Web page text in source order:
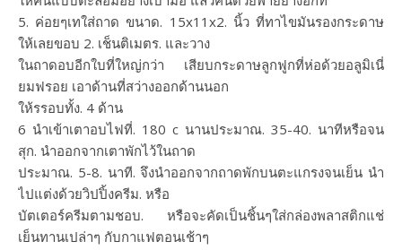
5. ค่อยๆเทใส่ถาด ขนาด. 15x11x2. นิ้ว ที่ทาไขมันรองกระดาษ
ให้เลยขอบ 2. เช็นติเมตร. และวาง
ในถาดอบอีกใบที่ใหญ่กว่า เสียบกระดาษลูกฟูกที่ห่อด้วยอลูมิเนี่
ยมฟรอย เอาด้านที่สว่างออกด้านนอก
ให้รรอบทั้ง. 4 ด้าน
6 นำเข้าเตาอบไฟที่. 180 c นานประมาณ. 35-40. นาทีหรือจน
สุก. นำออกจากเตาพักไว้ในถาด
ประมาณ. 5-8. นาที. จึงนำออกจากถาดพักบนตะแกรงจนเย็น นำ
ไปแต่งด้วยวิปปิ้งครีม. หรือ
บัตเตอร์ครีมตามชอบ. หรือจะคัดเป็นชิ้นๆใส่กล่องพลาสติกแช่
เย็นทานเปล่าๆ กับกาแฟตอนเช้าๆ